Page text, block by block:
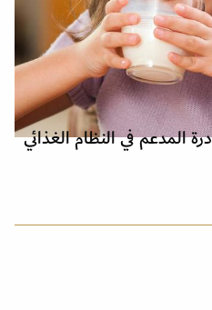
المدعم في النظام الغذائي